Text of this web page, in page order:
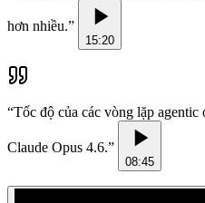
hơn nhiều.”
15:20
“Tốc độ của các vòng lặp
Claude Opus 4.6.”
08:45